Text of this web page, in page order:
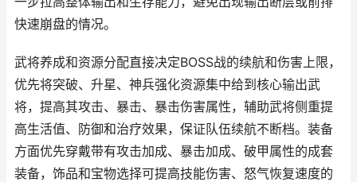
快速崩盘的情况。
武将养成和资源分配直接决定BOSS战的续航和伤害上限，
优先将突破、升星、神兵强化资源集中给到核心输出武
将，提高其攻击、暴击、暴击伤害属性，辅助武将侧重提
高生活值、防御和治疗效果，保证队伍续航不断档。装备
方面优先穿戴带有攻击加成、暴击加成、破甲属性的成套
装备，饰品和宝物选择可提高技能伤害、怒气恢复速度的